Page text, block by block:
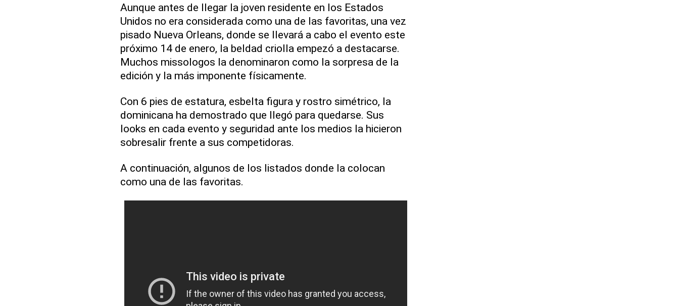
Aunque antes de llegar la joven residente en los Estados
Unidos no era considerada como una de las favoritas, una vez
pisado Nueva Orleans, donde se llevará a cabo el evento este
próximo 14 de enero, la beldad criolla empezó a destacarse.
Muchos missologos la denominaron como la sorpresa de la
edición y la más imponente físicamente.
Con 6 pies de estatura, esbelta figura y rostro simétrico, la
dominicana ha demostrado que llegó para quedarse. Sus
looks en cada evento y seguridad ante los medios la hicieron
sobresalir frente a sus competidoras.
A continuación, algunos de los listados donde la colocan
como una de las favoritas.